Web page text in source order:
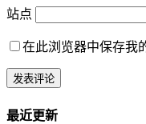
站点
在此浏览器中保存我
最近更新